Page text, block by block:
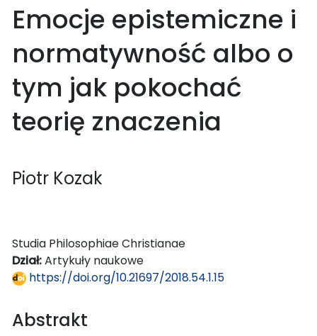
Emocje epistemiczne i
normatywność albo o
tym jak pokochać
teorię znaczenia
Piotr Kozak
Studia Philosophiae Christianae
Dział:Artykuły naukowe
https://doi.org/10.21697/2018.54.1.15
Abstrakt